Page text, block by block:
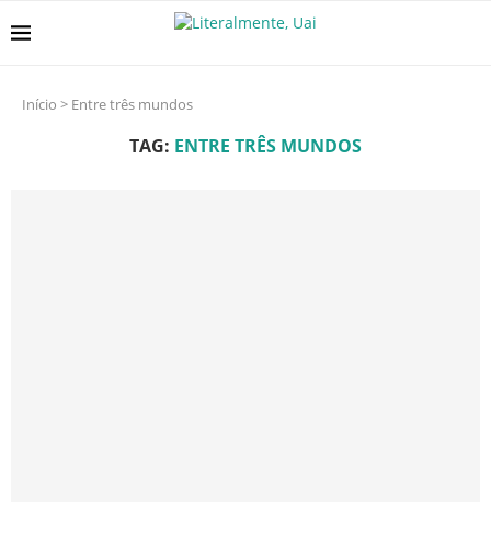
Início > Entre três mundos
TAG: ENTRE TRÊS MUNDOS